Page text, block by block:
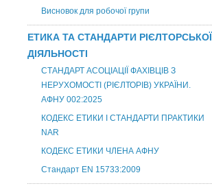
Висновок для робочої групи
ЕТИКА ТА СТАНДАРТИ РІЄЛТОРСЬКОЇ
ДІЯЛЬНОСТІ
СТАНДАРТ АСОЦІАЦІЇ ФАХІВЦІВ З
НЕРУХОМОСТІ (РІЄЛТОРІВ) УКРАЇНИ.
АФНУ 002:2025
КОДЕКС ЕТИКИ І СТАНДАРТИ ПРАКТИКИ
NAR
КОДЕКС ЕТИКИ ЧЛЕНА АФНУ
Стандарт EN 15733:2009